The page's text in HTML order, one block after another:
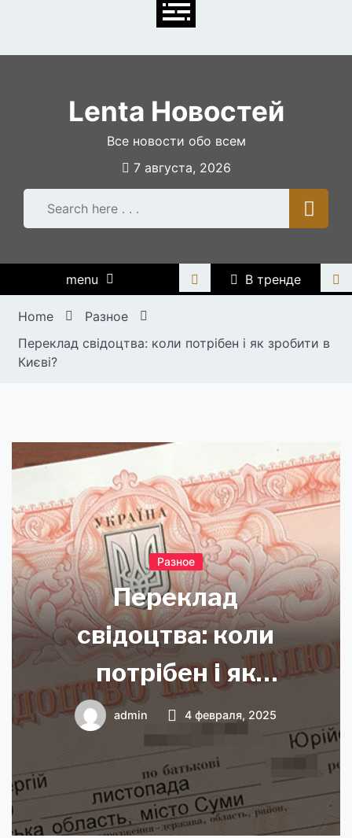
Lenta Новостей
Все новости обо всем
7 августа, 2026
menu В тренде
Home
Разное
Переклад свідоцтва: коли потрібен і як зробити в
Києві?
Разное
Переклад
свідоцтва: коли
потрібен і як
зробити в Києві?
admin 4 февраля, 2025